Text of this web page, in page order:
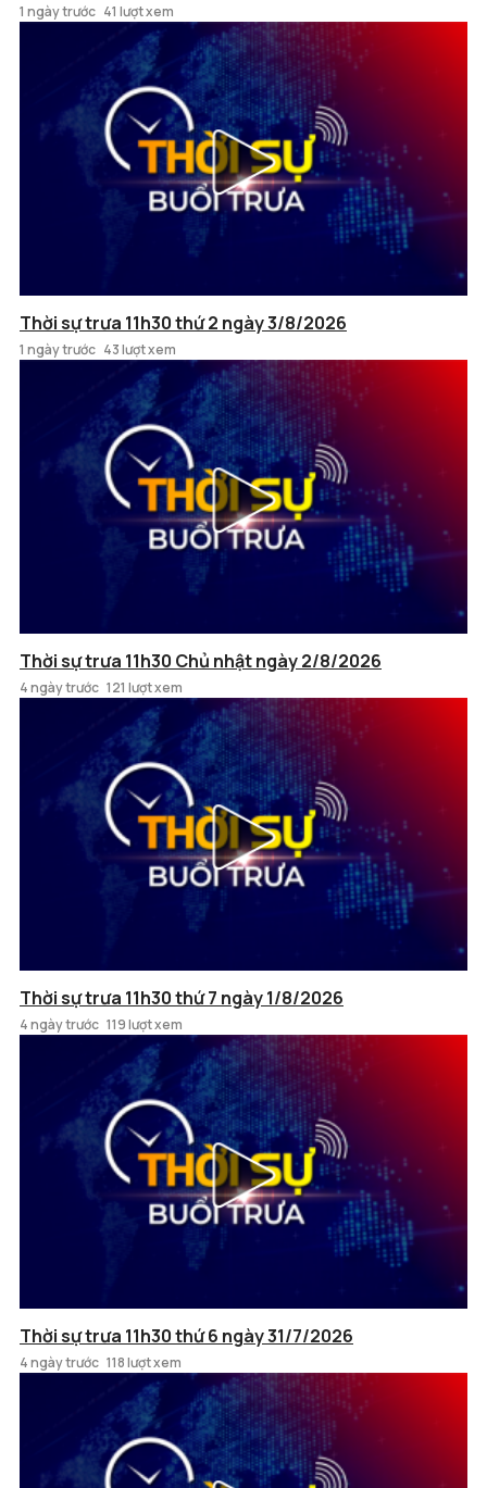
1 ngày trước 41 lượt xem
Thời sự trưa 11h30 thứ 2 ngày 3/8/2026
1 ngày trước 43 lượt xem
Thời sự trưa 11h30 Chủ nhật ngày 2/8/2026
4 ngày trước 121 lượt xem
Thời sự trưa 11h30 thứ 7 ngày 1/8/2026
4 ngày trước 119 lượt xem
Thời sự trưa 11h30 thứ 6 ngày 31/7/2026
4 ngày trước 118 lượt xem